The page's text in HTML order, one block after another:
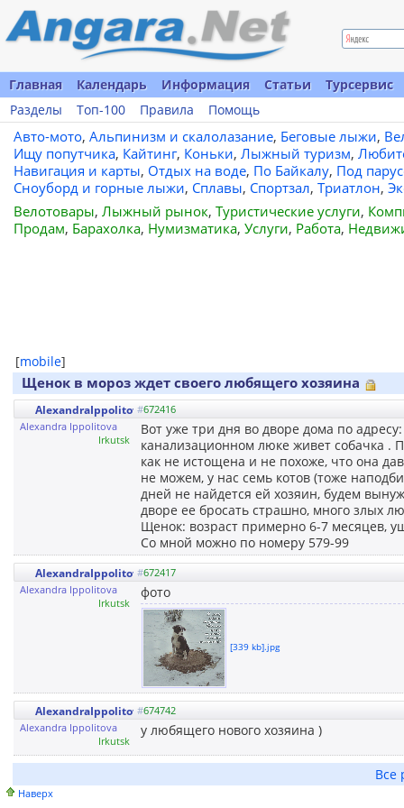
Главная Календарь Информация Статьи
Турсервис
Разделы
Топ-100 Правила Помощь
Авто-мото, Альпинизм и скалолазание, Беговые лыжи,
Ищу попутчика, Кайтинг, Коньки, Лыжный туризм,
Навигация и карты, Отдых на воде, По Байкалу, Под
Сноуборд и горные лыжи, Сплавы, Спортзал, Триатлон,
Велотовары, Лыжный рынок, Туристические услуги,
Продам, Барахолка, Нумизматика, Услуги, Работа,
[mobile]
Щенок в мороз ждет своего любящего хозяина
AlexandraIppolitova
#672416
Alexandra Ippolitova
Irkutsk
Вот уже три дня во дворе дома по
канализационном люке живет собачка .
как не истощена и не похоже, что она
не можем, у нас семь котов (тоже
дней не найдется ей хозяин, будем
дворе ее бросать страшно, много злых
Щенок: возраст примерно 6-7 месяцев,
Со мной можно по номеру 579-99
AlexandraIppolitova
#672417
Alexandra Ippolitova
Irkutsk
фото
[339 kb].jpg
AlexandraIppolitova
#674742
Alexandra Ippolitova
Irkutsk
у любящего нового хозяина )
Все
Наверх